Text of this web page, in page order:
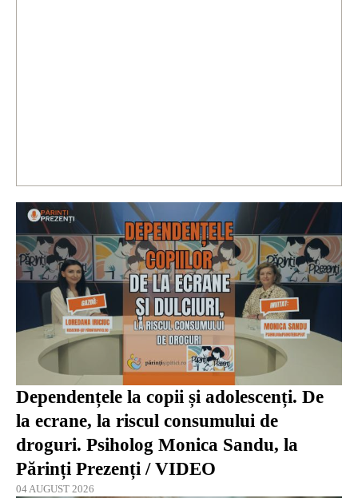
Dependențele la copii și adolescenți. De
la ecrane, la riscul consumului de
droguri. Psiholog Monica Sandu, la
Părinți Prezenți / VIDEO
04 AUGUST 2026